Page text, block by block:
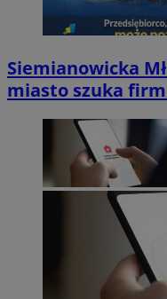
Siemianowicka
miasto szuka